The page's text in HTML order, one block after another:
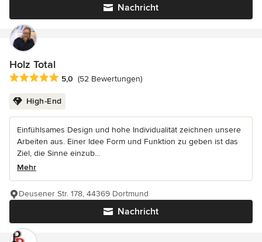
Nachricht
Holz Total
Durchschnittliche Bewertung: 5 von 5 Sternen
5,0 (52 Bewertungen)
High-End
Einfühlsames Design und hohe Individualität zeichnen unsere
Arbeiten aus. Einer Idee Form und Funktion zu geben ist das
Ziel, die Sinne einzub...
Mehr
Nachricht
Deusener Str. 178, 44369 Dortmund